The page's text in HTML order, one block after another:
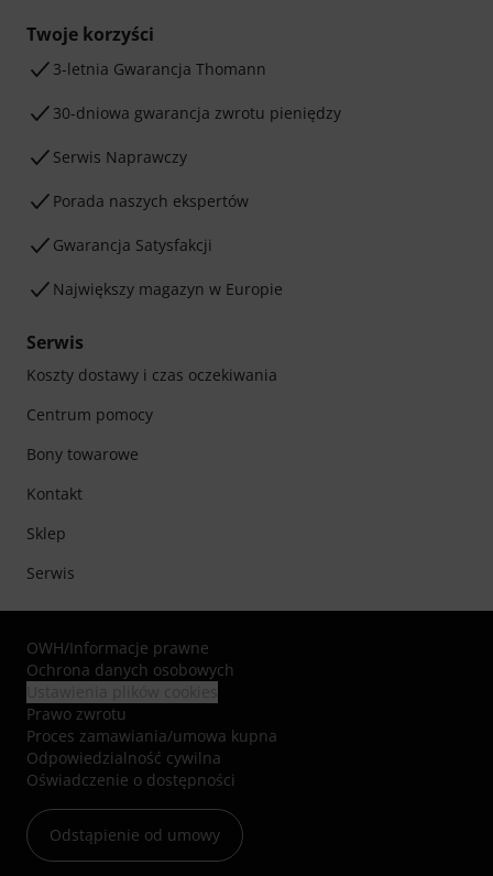
Twoje korzyści
3-letnia Gwarancja Thomann
30-dniowa gwarancja zwrotu pieniędzy
Serwis Naprawczy
Porada naszych ekspertów
Gwarancja Satysfakcji
Największy magazyn w Europie
Serwis
Koszty dostawy i czas oczekiwania
Centrum pomocy
Bony towarowe
Kontakt
Sklep
Serwis
OWH/Informacje prawne
Ochrona danych osobowych
Prawo zwrotu
Proces zamawiania/umowa kupna
Odpowiedzialność cywilna
Oświadczenie o dostępności
Odstąpienie od umowy